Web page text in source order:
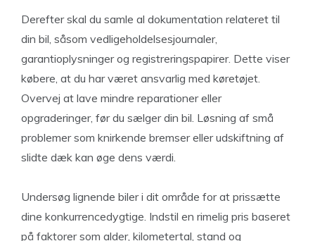
Derefter skal du samle al dokumentation relateret til
din bil, såsom vedligeholdelsesjournaler,
garantioplysninger og registreringspapirer. Dette viser
købere, at du har været ansvarlig med køretøjet.
Overvej at lave mindre reparationer eller
opgraderinger, før du sælger din bil. Løsning af små
problemer som knirkende bremser eller udskiftning af
slidte dæk kan øge dens værdi.
Undersøg lignende biler i dit område for at prissætte
dine konkurrencedygtige. Indstil en rimelig pris baseret
på faktorer som alder, kilometertal, stand og